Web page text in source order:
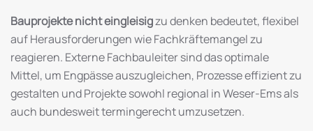
Bauprojekte nicht eingleisigzu denken bedeutet, flexibel
auf Herausforderungen wie Fachkräftemangel zu
reagieren. Externe Fachbauleiter sind das optimale
Mittel, um Engpässe auszugleichen, Prozesse effizient zu
gestalten und Projekte sowohl regional in Weser-Ems als
auch bundesweit termingerecht umzusetzen.